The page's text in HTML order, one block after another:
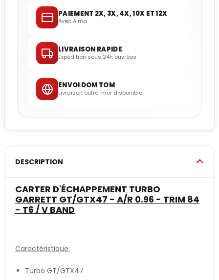
PAIEMENT 2X, 3X, 4X, 10X ET 12X
Avec Alma
LIVRAISON RAPIDE
Expédition sous 24h ouvrées
ENVOI DOM TOM
Livraison outre-mer disponible
DESCRIPTION
CARTER D'ÉCHAPPEMENT TURBO
GARRETT GT/GTX47 - A/R 0.96 - TRIM 84
- T6 / V BAND
Caractéristique:
Turbo GT/GTX47